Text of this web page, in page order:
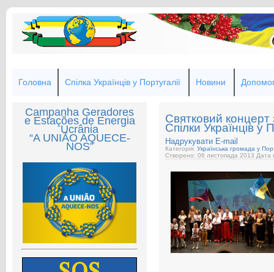
Головна Спілка Українців у Португалії Новини
Campanha Geradores
e Estações de Energia
Ucrânia
“A UNIÃO AQUECE-
NOS”
Святковий концерт
Спілки Українців у
Надрукувати E-mail
Категорія: Українська громада у
Створено: 06 листопада 2013 Дата